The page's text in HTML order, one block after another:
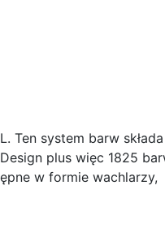
Ten system barw
plus więc 1825
w formie wachlarzy,